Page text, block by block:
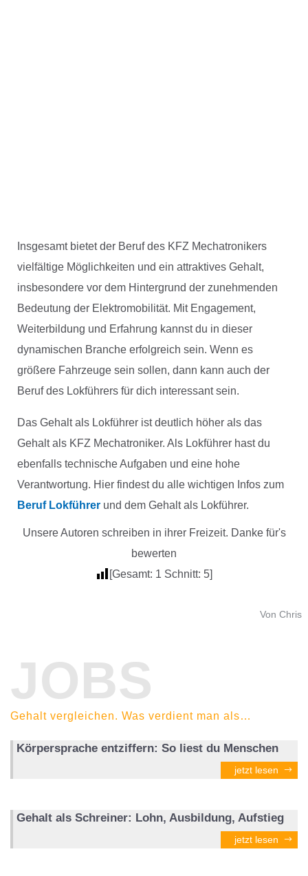
Insgesamt bietet der Beruf des KFZ Mechatronikers
vielfältige Möglichkeiten und ein attraktives Gehalt,
insbesondere vor dem Hintergrund der zunehmenden
Bedeutung der Elektromobilität. Mit Engagement,
Weiterbildung und Erfahrung kannst du in dieser
dynamischen Branche erfolgreich sein. Wenn es
größere Fahrzeuge sein sollen, dann kann auch der
Beruf des Lokführers für dich interessant sein.
Das Gehalt als Lokführer ist deutlich höher als das
Gehalt als KFZ Mechatroniker. Als Lokführer hast du
ebenfalls technische Aufgaben und eine hohe
Verantwortung. Hier findest du alle wichtigen Infos zum
Beruf Lokführerund dem Gehalt als Lokführer.
Unsere Autoren schreiben in ihrer Freizeit. Danke für's
bewerten
[Gesamt: 1 Schnitt: 5]
Von Chris
JOBS
Gehalt vergleichen. Was verdient man als…
Körpersprache entziffern: So liest du Menschen
jetzt lesen
Gehalt als Schreiner: Lohn, Ausbildung, Aufstieg
jetzt lesen